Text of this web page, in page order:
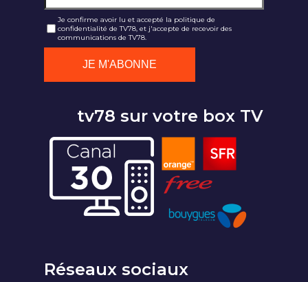
Je confirme avoir lu et accepté la politique de
confidentialité de TV78, et j'accepte de recevoir des
communications de TV78.
tv78 sur votre box TV
Réseaux sociaux